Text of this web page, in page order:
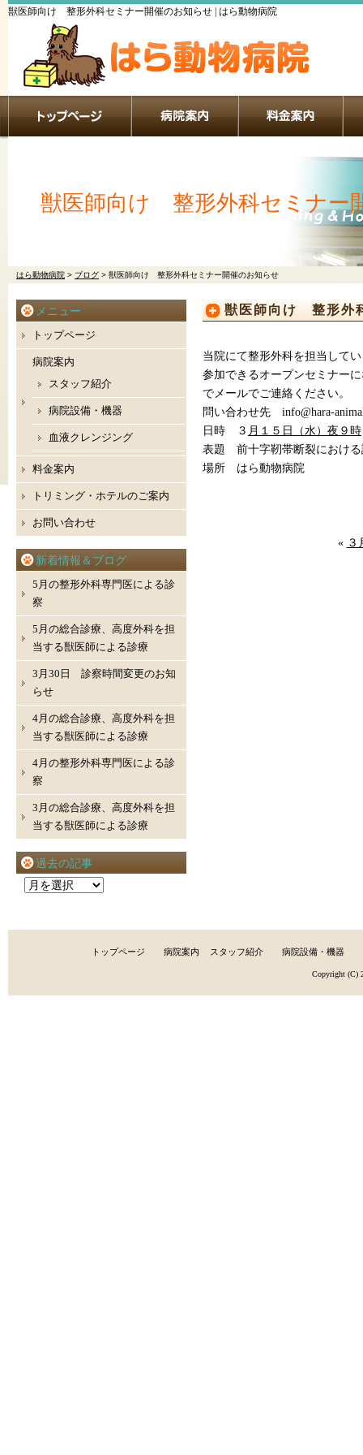
獣医師向け 整形外科セミナー開催のお知らせ | はら動物病院
獣医師向け 整形外科セミナー
はら動物病院 > ブログ > 獣医師向け 整形外科セミナー開催のお知らせ
獣医師向け 整形外
当院にて整形外科を担当して
参加できるオープンセミナー
でメールでご連絡ください。
問い合わせ先 info@hara-
日時 ３ 月１５日（水）夜９時
表題 前十字靭帯断裂における
場所 はら動物病院
« ３
メニュー
トップページ
病院案内
スタッフ紹介
病院設備・機器
血液クレンジング
料金案内
トリミング・ホテルのご案内
お問い合わせ
新着情報＆ブログ
5月の整形外科専門医による診
察
5月の総合診療、高度外科を担
当する獣医師による診療
3月30日 診察時間変更のお知
らせ
4月の総合診療、高度外科を担
当する獣医師による診療
4月の整形外科専門医による診
察
3月の総合診療、高度外科を担
当する獣医師による診療
過去の記事
トップページ 病院案内 スタッフ紹介 病院設備・機器
Copyright (C)